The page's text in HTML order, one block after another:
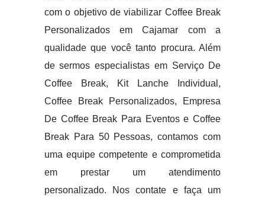
com o objetivo de viabilizar Coffee Break
Personalizados em Cajamar com a
qualidade que você tanto procura. Além
de sermos especialistas em Serviço De
Coffee Break, Kit Lanche Individual,
Coffee Break Personalizados, Empresa
De Coffee Break Para Eventos e Coffee
Break Para 50 Pessoas, contamos com
uma equipe competente e comprometida
em prestar um atendimento
personalizado. Nos contate e faça um